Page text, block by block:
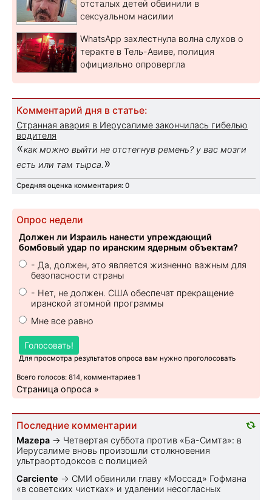
отсталых детей обвинили в
сексуальном насилии
WhatsApp захлестнула волна слухов о
теракте в Тель-Авиве, полиция
официально опровергла
Комментарий дня в статье:
Странная авария в Иерусалиме закончилась гибелью
водителя
«как можно выйти не отстегнув ремень? у вас мозги
есть или там тырса. »
Средняя оценка комментария: 0
Опрос недели
Должен ли Израиль нанести упреждающий
бомбовый удар по иранским ядерным объектам?
- Да, должен, это является жизненно важным для
безопасности страны
- Нет, не должен. США обеспечат прекращение
иранской атомной программы
Мне все равно
Голосовать!
Для просмотра результатов опроса вам нужно проголосовать
Всего голосов: 814, комментариев 1
Страница опроса »
Последние комментарии
Mazepa → Четвертая суббота против «Ба-Симта»: в
Иерусалиме вновь произошли столкновения
ультраортодоксов с полицией
Carciente → СМИ обвинили главу «Моссад» Гофмана
«в советских чистках» и удалении несогласных